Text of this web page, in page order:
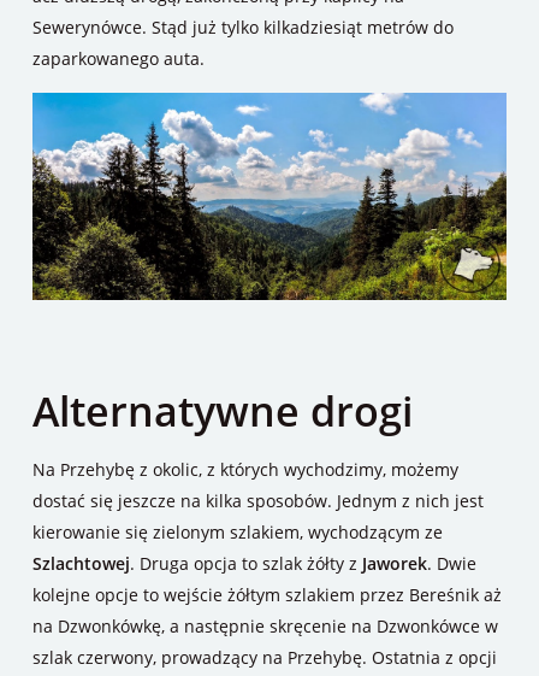
Sewerynówce. Stąd już tylko kilkadziesiąt metrów do
zaparkowanego auta.
Alternatywne drogi
Na Przehybę z okolic, z których wychodzimy, możemy
dostać się jeszcze na kilka sposobów. Jednym z nich jest
kierowanie się zielonym szlakiem, wychodzącym ze
Szlachtowej. Druga opcja to szlak żółty z Jaworek. Dwie
kolejne opcje to wejście żółtym szlakiem przez Bereśnik aż
na Dzwonkówkę, a następnie skręcenie na Dzwonkówce w
szlak czerwony, prowadzący na Przehybę. Ostatnia z opcji